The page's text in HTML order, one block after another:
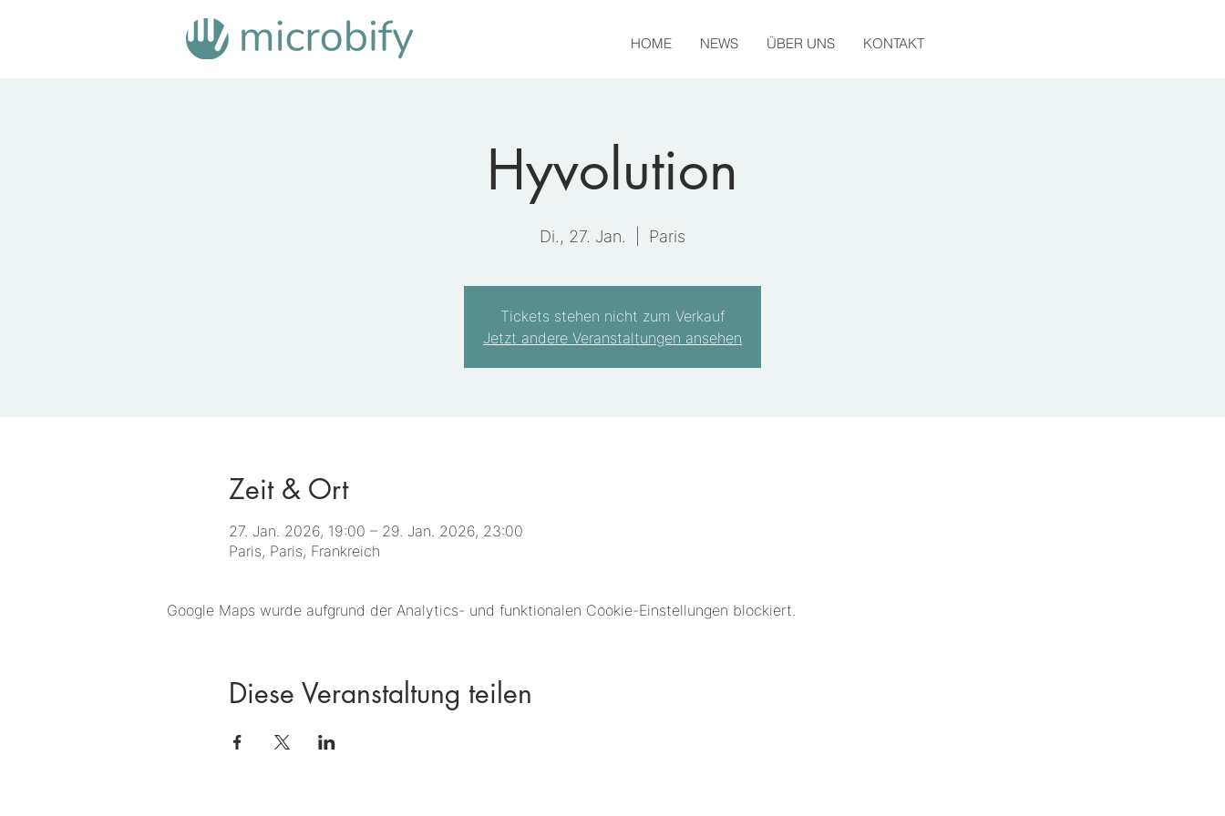
HOME NEWS ÜBER UNS KONTAKT
Hyvolution
Di., 27. Jan. Paris
Tickets stehen nicht zum Verkauf
Jetzt andere Veranstaltungen ansehen
Zeit & Ort
27. Jan. 2026, 19:00 – 29. Jan. 2026, 23:00
Paris, Paris, Frankreich
Google Maps wurde aufgrund der Analytics- und funktionalen Cookie-Einstellungen blockiert.
Diese Veranstaltung teilen